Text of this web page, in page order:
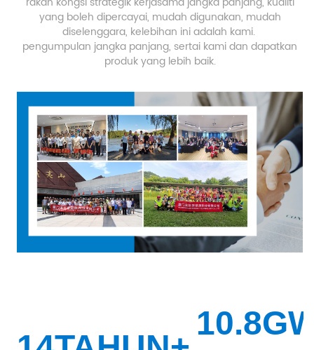
yang boleh dipercayai, mudah digunakan, mudah
diselenggara, kelebihan ini adalah kami.
pengumpulan jangka panjang, sertai kami dan dapatkan
produk yang lebih baik.